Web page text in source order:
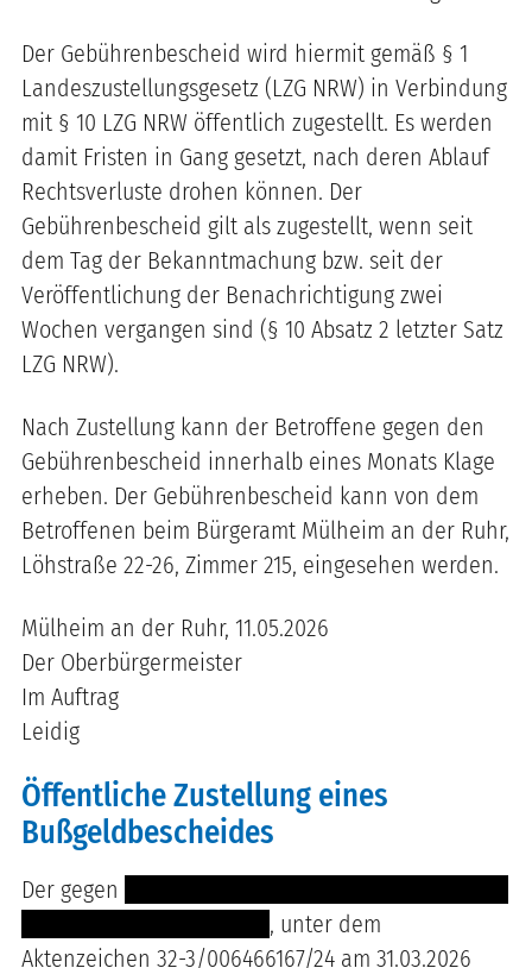
Der Gebührenbescheid wird hiermit gemäß § 1
Landeszustellungsgesetz (LZG NRW) in Verbindung
mit § 10 LZG NRW öffentlich zugestellt. Es werden
damit Fristen in Gang gesetzt, nach deren Ablauf
Rechtsverluste drohen können. Der
Gebührenbescheid gilt als zugestellt, wenn seit
dem Tag der Bekanntmachung bzw. seit der
Veröffentlichung der Benachrichtigung zwei
Wochen vergangen sind (§ 10 Absatz 2 letzter Satz
LZG NRW).
Nach Zustellung kann der Betroffene gegen den
Gebührenbescheid innerhalb eines Monats Klage
erheben. Der Gebührenbescheid kann von dem
Betroffenen beim Bürgeramt Mülheim an der Ruhr,
Löhstraße 22-26, Zimmer 215, eingesehen werden.
Mülheim an der Ruhr, 11.05.2026
Der Oberbürgermeister
Im Auftrag
Leidig
Öffentliche Zustellung eines
Bußgeldbescheides
Der gegen
, unter dem
Aktenzeichen 32-3/006466167/24 am 31.03.2026